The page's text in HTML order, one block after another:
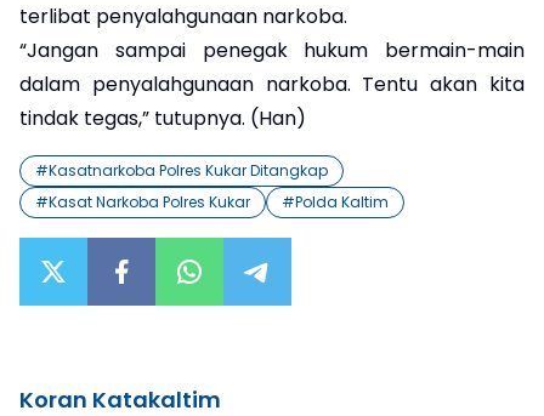
terlibat penyalahgunaan narkoba.
“Jangan sampai penegak hukum bermain-main
dalam penyalahgunaan narkoba. Tentu akan kita
tindak tegas,” tutupnya. (Han)
#Kasatnarkoba Polres Kukar Ditangkap
#Kasat Narkoba Polres Kukar #Polda Kaltim
Koran Katakaltim